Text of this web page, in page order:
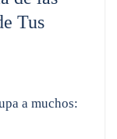
Tus
a muchos: